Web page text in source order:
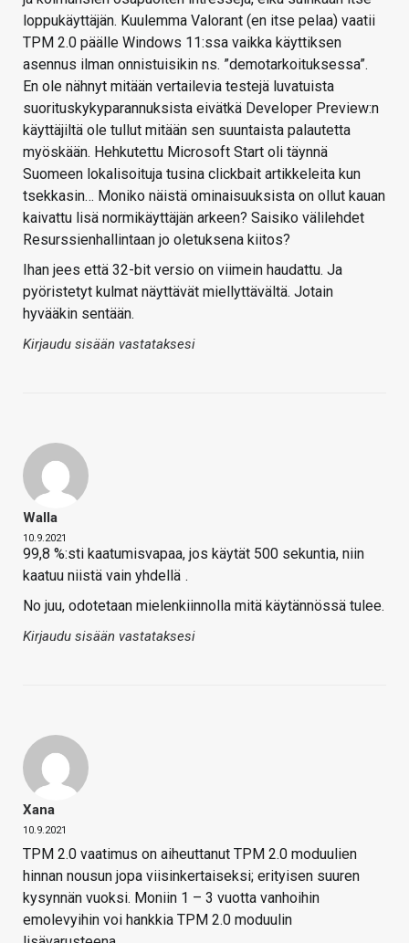
loppukäyttäjän. Kuulemma Valorant (en itse pelaa) vaatii
TPM 2.0 päälle Windows 11:ssa vaikka käyttiksen
asennus ilman onnistuisikin ns. ”demotarkoituksessa”.
En ole nähnyt mitään vertailevia testejä luvatuista
suorituskykyparannuksista eivätkä Developer Preview:n
käyttäjiltä ole tullut mitään sen suuntaista palautetta
myöskään. Hehkutettu Microsoft Start oli täynnä
Suomeen lokalisoituja tusina clickbait artikkeleita kun
tsekkasin… Moniko näistä ominaisuuksista on ollut kauan
kaivattu lisä normikäyttäjän arkeen? Saisiko välilehdet
Resurssienhallintaan jo oletuksena kiitos?
Ihan jees että 32-bit versio on viimein haudattu. Ja
pyöristetyt kulmat näyttävät miellyttävältä. Jotain
hyvääkin sentään.
Kirjaudu sisään vastataksesi
Walla
10.9.2021
99,8 %:sti kaatumisvapaa, jos käytät 500 sekuntia, niin
kaatuu niistä vain yhdellä .
No juu, odotetaan mielenkiinnolla mitä käytännössä tulee.
Kirjaudu sisään vastataksesi
Xana
10.9.2021
TPM 2.0 vaatimus on aiheuttanut TPM 2.0 moduulien
hinnan nousun jopa viisinkertaiseksi; erityisen suuren
kysynnän vuoksi. Moniin 1 – 3 vuotta vanhoihin
emolevyihin voi hankkia TPM 2.0 moduulin